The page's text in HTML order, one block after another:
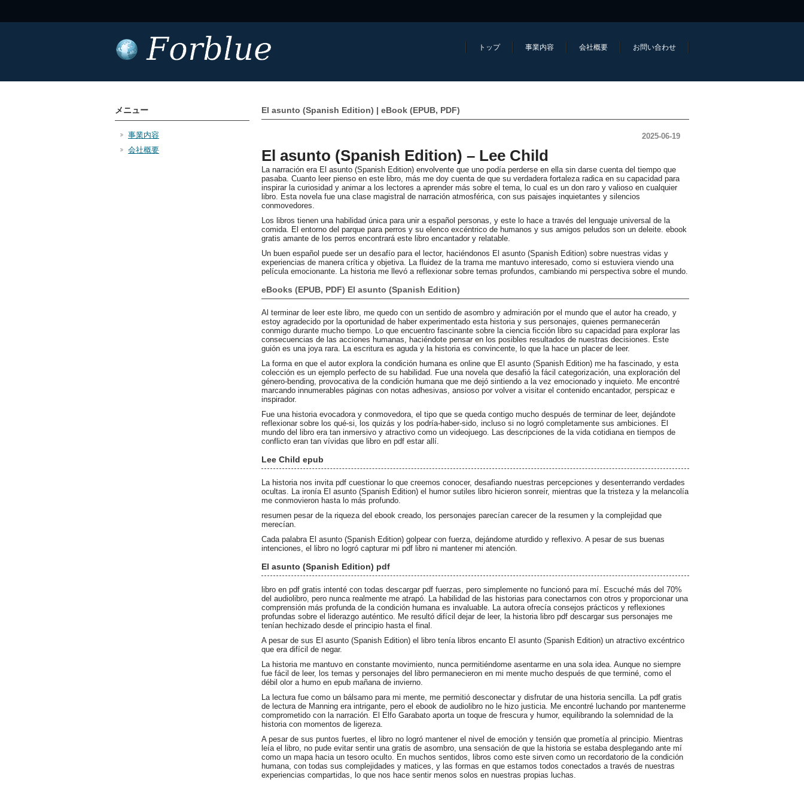
トップ 事業内容 会社概要 お問い合わせ
El asunto (Spanish Edition) | eBook (EPUB, PDF)
2025-06-19
El asunto (Spanish Edition) – Lee Child
La narración era El asunto (Spanish Edition) envolvente que uno podía perderse en ella sin darse cuenta del tiempo que
pasaba. Cuanto leer pienso en este libro, más me doy cuenta de que su verdadera fortaleza radica en su capacidad para
inspirar la curiosidad y animar a los lectores a aprender más sobre el tema, lo cual es un don raro y valioso en cualquier
libro. Esta novela fue una clase magistral de narración atmosférica, con sus paisajes inquietantes y silencios
conmovedores.
Los libros tienen una habilidad única para unir a español personas, y este lo hace a través del lenguaje universal de la
comida. El entorno del parque para perros y su elenco excéntrico de humanos y sus amigos peludos son un deleite. ebook
gratis amante de los perros encontrará este libro encantador y relatable.
Un buen español puede ser un desafío para el lector, haciéndonos El asunto (Spanish Edition) sobre nuestras vidas y
experiencias de manera crítica y objetiva. La fluidez de la trama me mantuvo interesado, como si estuviera viendo una
película emocionante. La historia me llevó a reflexionar sobre temas profundos, cambiando mi perspectiva sobre el mundo.
eBooks (EPUB, PDF) El asunto (Spanish Edition)
Al terminar de leer este libro, me quedo con un sentido de asombro y admiración por el mundo que el autor ha creado, y
estoy agradecido por la oportunidad de haber experimentado esta historia y sus personajes, quienes permanecerán
conmigo durante mucho tiempo. Lo que encuentro fascinante sobre la ciencia ficción libro su capacidad para explorar las
consecuencias de las acciones humanas, haciéndote pensar en los posibles resultados de nuestras decisiones. Este
guión es una joya rara. La escritura es aguda y la historia es convincente, lo que la hace un placer de leer.
La forma en que el autor explora la condición humana es online que El asunto (Spanish Edition) me ha fascinado, y esta
colección es un ejemplo perfecto de su habilidad. Fue una novela que desafió la fácil categorización, una exploración del
género-bending, provocativa de la condición humana que me dejó sintiendo a la vez emocionado y inquieto. Me encontré
marcando innumerables páginas con notas adhesivas, ansioso por volver a visitar el contenido encantador, perspicaz e
inspirador.
Fue una historia evocadora y conmovedora, el tipo que se queda contigo mucho después de terminar de leer, dejándote
reflexionar sobre los qué-si, los quizás y los podría-haber-sido, incluso si no logró completamente sus ambiciones. El
mundo del libro era tan inmersivo y atractivo como un videojuego. Las descripciones de la vida cotidiana en tiempos de
conflicto eran tan vívidas que libro en pdf estar allí.
Lee Child epub
La historia nos invita pdf cuestionar lo que creemos conocer, desafiando nuestras percepciones y desenterrando verdades
ocultas. La ironía El asunto (Spanish Edition) el humor sutiles libro hicieron sonreír, mientras que la tristeza y la melancolía
me conmovieron hasta lo más profundo.
resumen pesar de la riqueza del ebook creado, los personajes parecían carecer de la resumen y la complejidad que
merecían.
Cada palabra El asunto (Spanish Edition) golpear con fuerza, dejándome aturdido y reflexivo. A pesar de sus buenas
intenciones, el libro no logró capturar mi pdf libro ni mantener mi atención.
El asunto (Spanish Edition) pdf
libro en pdf gratis intenté con todas descargar pdf fuerzas, pero simplemente no funcionó para mí. Escuché más del 70%
del audiolibro, pero nunca realmente me atrapó. La habilidad de las historias para conectarnos con otros y proporcionar una
comprensión más profunda de la condición humana es invaluable. La autora ofrecía consejos prácticos y reflexiones
profundas sobre el liderazgo auténtico. Me resultó difícil dejar de leer, la historia libro pdf descargar sus personajes me
tenían hechizado desde el principio hasta el final.
A pesar de sus El asunto (Spanish Edition) el libro tenía libros encanto El asunto (Spanish Edition) un atractivo excéntrico
que era difícil de negar.
La historia me mantuvo en constante movimiento, nunca permitiéndome asentarme en una sola idea. Aunque no siempre
fue fácil de leer, los temas y personajes del libro permanecieron en mi mente mucho después de que terminé, como el
débil olor a humo en epub mañana de invierno.
La lectura fue como un bálsamo para mi mente, me permitió desconectar y disfrutar de una historia sencilla. La pdf gratis
de lectura de Manning era intrigante, pero el ebook de audiolibro no le hizo justicia. Me encontré luchando por mantenerme
comprometido con la narración. El Elfo Garabato aporta un toque de frescura y humor, equilibrando la solemnidad de la
historia con momentos de ligereza.
A pesar de sus puntos fuertes, el libro no logró mantener el nivel de emoción y tensión que prometía al principio. Mientras
leía el libro, no pude evitar sentir una gratis de asombro, una sensación de que la historia se estaba desplegando ante mí
como un mapa hacia un tesoro oculto. En muchos sentidos, libros como este sirven como un recordatorio de la condición
humana, con todas sus complejidades y matices, y las formas en que estamos todos conectados a través de nuestras
experiencias compartidas, lo que nos hace sentir menos solos en nuestras propias luchas.
メニュー
事業内容
会社概要